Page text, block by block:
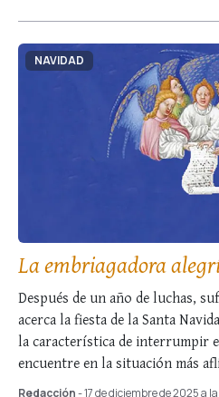
NAVIDAD
La embriagadora
Después de un año de luchas,
acerca la fiesta de la Santa
la característica de interrumpir
encuentre en la situación más
Redacción- 17 de diciembre de 2025 a